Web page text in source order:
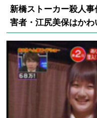
新橋ストーカー殺人
害者・江尻美保はか